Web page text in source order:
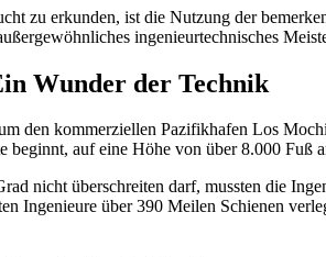
zu erkunden, ist die Nutzung der
ingenieurtechnisches
Wunder der Technik
den kommerziellen Pazifikhafen Los
beginnt, auf eine Höhe von über 8.000
nicht überschreiten darf, mussten die
Ingenieure über 390 Meilen Schienen